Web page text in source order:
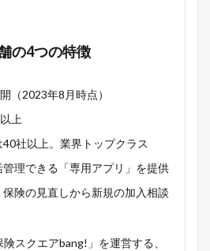
の4つの特徴
（2023年8月時点）
上
社以上。業界トップクラス
理できる「専用アプリ」を提供
険の見直しから新規の加入相談
スクエアbang!」を運営する、